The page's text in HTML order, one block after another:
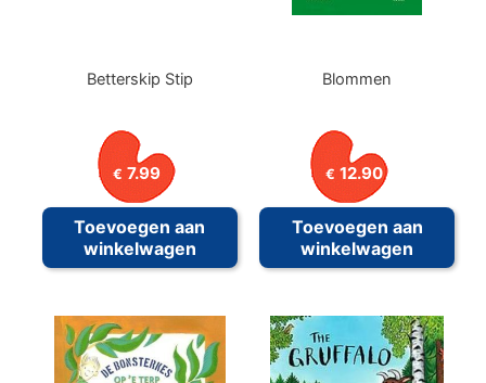
Betterskip Stip
€ 7.99
Toevoegen aan
winkelwagen
Blommen
€ 12.90
Toevoegen aan
winkelwagen